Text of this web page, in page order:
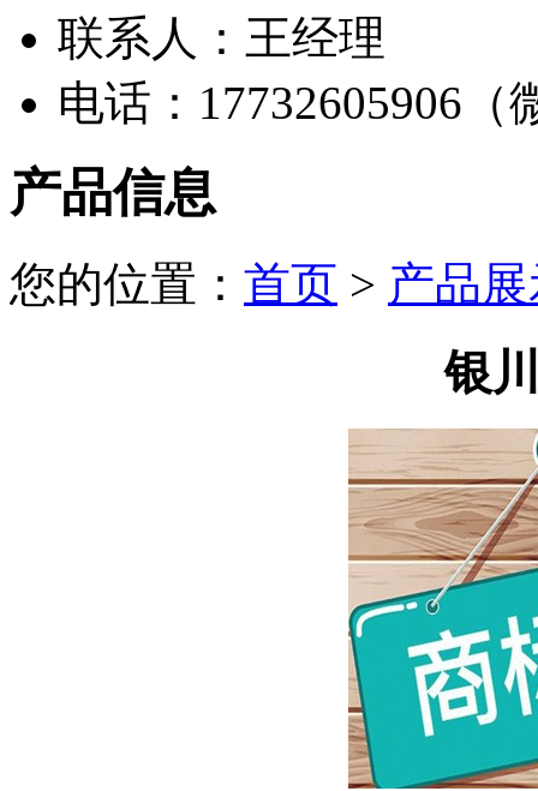
联系人：王经理
电话：17732605906（
产品信息
您的位置： 首页 > 产品
银